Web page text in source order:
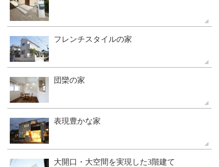
フレンチスタイルの家
団欒の家
表現豊かな家
大開口・大空間を実現した3階建て